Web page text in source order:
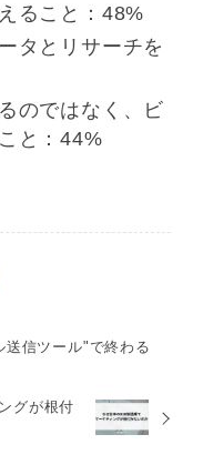
ること：48%
タとリサーチを
のではなく、ビ
と：44%
信ツール"で終わる
グが根付